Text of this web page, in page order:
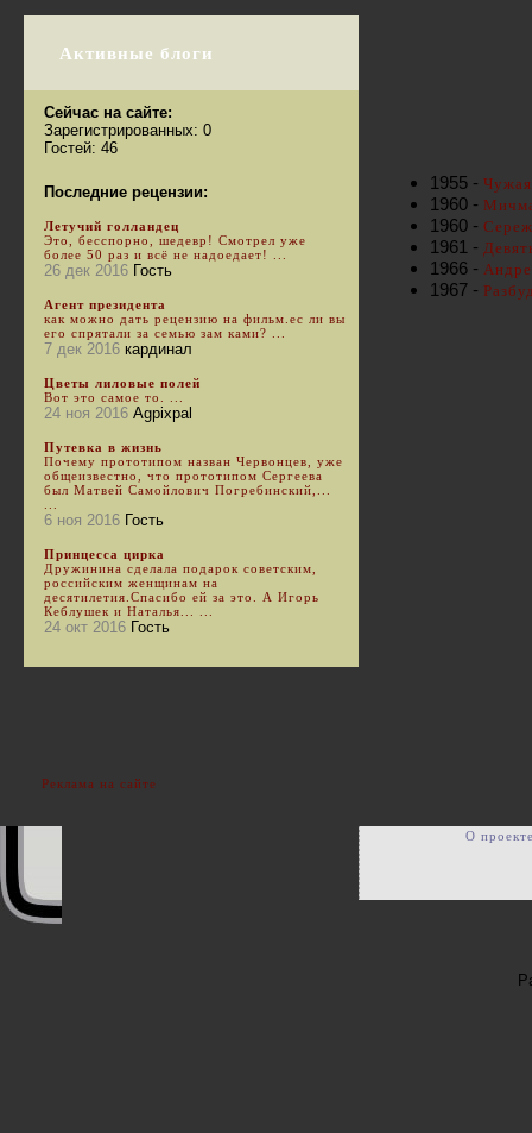
1955 -
1960 -
1960 -
1961 -
1966 -
1967 -
Активные блоги
Сейчас на сайте:
Зарегистрированных: 0
Гостей: 46
Последние рецензии:
Летучий голландец
Это, бесспорно, шедевр! Смотрел уже
более 50 раз и всё не надоедает! ...
26 дек 2016 Гость
Агент президента
как можно дать рецензию на фильм.ес ли вы
его спрятали за семью зам ками? ...
7 дек 2016 кардинал
Цветы лиловые полей
Вот это самое то. ...
24 ноя 2016 Agpixpal
Путевка в жизнь
Почему прототипом назван Червонцев, уже
общеизвестно, что прототипом Сергеева
был Матвей Самойлович Погребинский,...
6 ноя 2016 Гость
Принцесса цирка
Дружинина сделала подарок советским,
российским женщинам на
десятилетия.Спасибо ей за это. А Игорь
Кеблушек и Наталья... ...
24 окт 2016 Гость
Реклама на сайте
О